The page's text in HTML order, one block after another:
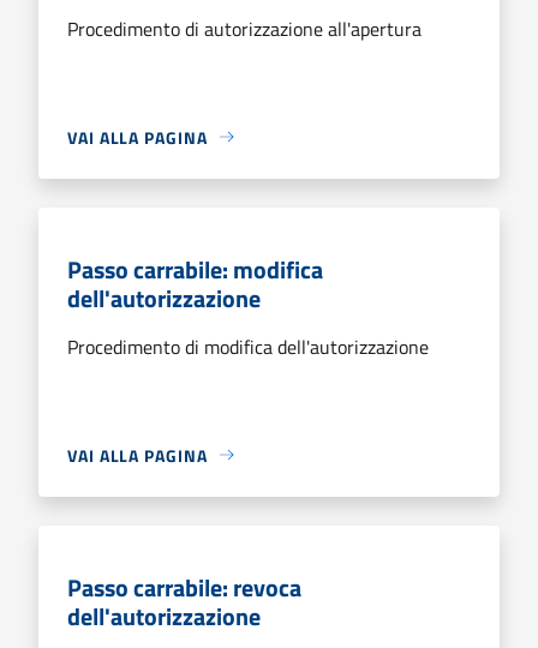
Procedimento di autorizzazione all'apertura
VAI ALLA PAGINA
Passo carrabile: modifica
dell'autorizzazione
Procedimento di modifica dell'autorizzazione
VAI ALLA PAGINA
Passo carrabile: revoca
dell'autorizzazione